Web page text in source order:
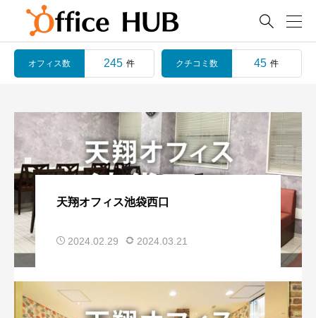

オフィス数 245 件 クチコミ数 45 件
天翔オフィス池袋西口
2024.02.29 2024.03.21